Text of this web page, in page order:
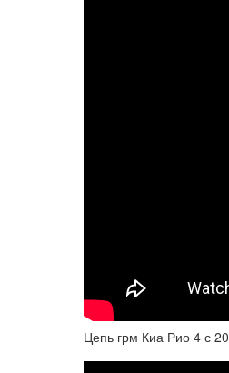
Цепь грм Киа Рио 4 с